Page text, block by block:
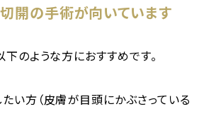
開の手術が向いています
のような方におすすめです。
い方（皮膚が目頭にかぶさっている